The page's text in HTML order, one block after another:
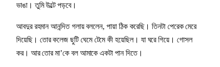
ভাঙা। তুমি উল্টে পড়বে।
আবদুর রহমান আনন্দিত গলায় বললেন, পায়া ঠিক করেছি। তিনটা পেরেক মেরে
দিয়েছি। তোর কলেজ ছুটি ঘেমে টেমে কী হয়েছিল। যা ঘরে গিয়ে। গোসল
কর। আর তোর মা’কে বল আমাকে একটা পান দিতে।